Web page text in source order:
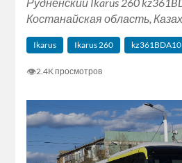
Костанайская область,
Ikarus Ikarus 260 kz361BDA10
👁2.4K просмотров